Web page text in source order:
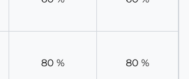
80 % 80 %